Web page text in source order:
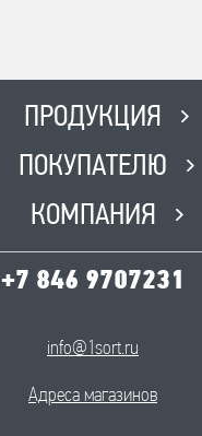
ПРОДУКЦИЯ
ПОКУПАТЕЛЮ
КОМПАНИЯ
+7 846 9707231
info@1sort.ru
Адреса магазинов